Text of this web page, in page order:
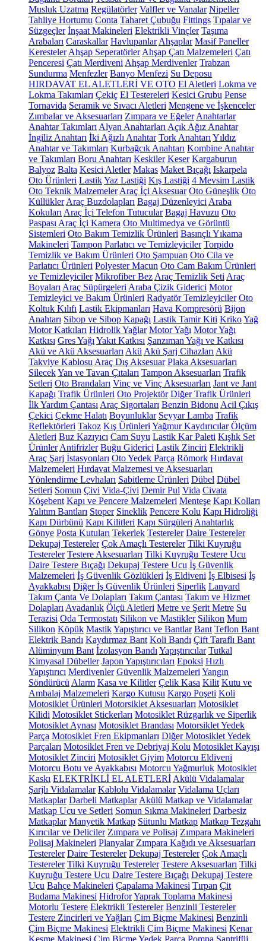
Musluk Uzatma Regülatörler Valfler ve Vanalar Nipeller
Tahliye Hortumu Conta Taharet Çubuğu Fittings Tıpalar ve
Süzgeçler İnşaat Makineleri Elektrikli Vinçler Taşıma
Arabaları Caraskallar Havlupanlar Ahşaplar Masif Paneller
Keresteler Ahşap Seperatörler Ahşap Çatı Malzemeleri Çatı
Penceresi Çatı Merdiveni Ahşap Merdivenler Trabzan
Sundurma Menfezler Banyo Menfezi Su Deposu
HIRDAVAT EL ALETLERİ VE OTO El Aletleri Lokma ve
Lokma Takımları Çekiç El Testereleri Kesici Grubu Pense
Tornavida Seramik ve Sıvacı Aletleri Mengene ve İşkenceler
Zımbalar ve Aksesuarları Zımpara ve Eğeler Anahtarlar
Anahtar Takımları Alyan Anahtarları Açık Ağız Anahtar
İngiliz Anahtarı İki Ağızlı Anahtar Tork Anahtarı Yıldız
Anahtar ve Takımları Kurbağcık Anahtarı Kombine Anahtar
ve Takımları Boru Anahtarı Keskiler Keser Kargaburun
Balyoz Balta Kesici Aletler Makas Maket Bıçağı Iskarpela
Oto Ürünleri LastikYaz Lastiği Kış Lastiği 4 Mevsim Lastik
Oto Teknik Malzemeler Araç İçi Aksesuar Oto Güneşlik Oto
Küllükler Araç Buzdolapları Bagaj Düzenleyici Araba
Kokuları Araç İçi Telefon Tutucular Bagaj Havuzu Oto
Paspası Araç İçi Kamera Oto Multimedya ve Görüntü
Sistemleri Oto Bakım Temizlik Ürünleri Basınçlı Yıkama
Makineleri Tampon Parlatıcı ve Temizleyiciler Torpido
Temizlik ve Bakım Ürünleri Oto Şampuan Oto Cila ve
Parlatıcı Ürünleri Polyester Macun Oto Cam Bakım Ürünleri
ve Temizleyiciler Mikrofiber Bez Araç Temizlik Seti Araç
Boyaları Araç Süpürgeleri Araba Çizik Giderici Motor
Temizleyici ve Bakım Ürünleri Radyatör Temizleyiciler Oto
Koltuk Kılıfı Lastik Ekipmanları Hava Kompresörü Bijon
Anahtarı Sibop ve Sibop Kapağı Lastik Tamir Kiti KrikoYağ
Motor Katkıları Hidrolik Yağlar Motor Yağı Motor Yağı
Katkısı Gres Yağı Yakıt Katkısı Şanzıman Yağı ve Katkısı
Akü ve Akü Aksesuarları Akü Akü Şarj Cihazları Akü
Takviye Kablosu Araç Dış Aksesuar Plaka Aksesuarları
SilecekYan ve Tavan Çıtaları Tampon Aksesuarları Trafik
Setleri Oto Brandaları Vinç ve Vinç Aksesuarları Jant ve Jant
Kapağı Trafik Ürünleri Oto Projektör Diğer Trafik Ürünleri
İlk Yardım Çantası Araç Sigortaları Benzin Bidonu Acil Çıkış
Çekici Çekme Halatı Boyunluklar Seyyar Lamba Trafik
Reflektörleri Takoz Kış Ürünleri Yağmur Kaydırıcılar Ölçüm
Aletleri Buz Kazıyıcı Cam Suyu Lastik Kar Paleti Kışlık Set
Ürünler Antifrizler Buğu Giderici Lastik Zinciri Elektrikli
Araç Şarj İstasyonları Oto Yedek Parça Römork Hırdavat
Malzemeleri Hırdavat Malzemesi ve Aksesuarları
Yönlendirme Levhaları Sabitleme Ürünleri Dübel Dübel
Setleri Somun Çivi Vida-Çivi Demir Pul Vida Civata
Köşebent Kapı ve Pencere Malzemeleri Menteşe Kapı Kolları
Yalıtım Bantları Stoper Sineklik Pencere Kolu Kapı Hidroliği
Kapı Dürbünü Kapı Kilitleri Kapı Sürgüleri Anahtarlık
Gönye Posta Kutuları Tekerlek Testereler Daire Testereler
Dekupaj Testereler Çok Amaçlı Testereler Tilki Kuyruğu
Testereler Testere Aksesuarları Tilki Kuyruğu Testere Ucu
Daire Testere Bıçağı Dekupaj Testere Ucu İş Güvenlik
Malzemeleri İş Güvenlik Gözlükleri İş Eldiveni İş Elbisesi İş
Ayakkabısı Diğer İş Güvenlik Ürünleri Siperlik Lanyard
Takım Çanta Ve Dolapları Takım Çantası Takım ve Hizmet
Dolapları Avadanlık Ölçü Aletleri Metre ve Şerit Metre Su
Terazisi Oda Termostatı Silikon ve Mastikler Silikon Mum
Silikon Köpük MastikYapıştırıcı ve Bantlar Bant Teflon Bant
Elektrik Bandı Kaydırmaz Bant Koli Bandı Çift Taraflı Bant
Alüminyum Bant İzolasyon Bandı Yapıştırıcılar Tutkal
Kimyasal Dübeller Japon Yapıştırıcıları Epoksi Hızlı
Yapıştırıcı Merdivenler Güvenlik Malzemeleri Yangın
Söndürücü Alarm Kasa ve Kilitler Çelik Kasa Kilit Kutu ve
Ambalaj Malzemeleri Kargo Kutusu Kargo Poşeti Koli
Motosiklet Ürünleri Motorsiklet Aksesuarları Motosiklet
Kilidi Motosiklet Stickerları Motosiklet Rüzgarlık ve Siperlik
Motosiklet Aynası Motosiklet Brandası Motorsiklet Yedek
Parça Motosiklet Fren Ekipmanları Diğer Motosiklet Yedek
Parçaları Motosiklet Fren ve Debriyaj Kolu Motosiklet Kayışı
Motosiklet Zinciri Motosiklet Giyim Motorcu Eldiveni
Motorcu Botu ve Ayakkabısı Motorcu Yağmurluk Motosiklet
Kaskı ELEKTRİKLİ EL ALETLERİ Akülü Vidalamalar
Şarjlı Vidalamalar Kablolu Vidalamalar Vidalama Uçları
Matkaplar Darbeli Matkaplar Akülü Matkap ve Vidalamalar
Matkap Ucu ve Setleri Somun Sıkma Makineleri Darbesiz
Matkaplar Manyetik Matkap Sütunlu Matkap Matkap Tezgahı
Kırıcılar ve Deliciler Zımpara ve Polisaj Zımpara Makineleri
Polisaj Makineleri Planyalar Zımpara Kağıdı ve Aksesuarları
Testereler Daire Testereler Dekupaj Testereler Çok Amaçlı
Testereler Tilki Kuyruğu Testereler Testere Aksesuarları Tilki
Kuyruğu Testere Ucu Daire Testere Bıçağı Dekupaj Testere
Ucu Bahçe Makineleri Çapalama Makinesi Tırpan Çit
Budama Makinesi HidroforYaprak Toplama Makinesi
Motorlu Testere Elektrikli Testereler Benzinli Testereler
Testere Zincirleri ve Yağları Çim Biçme Makinesi Benzinli
Çim Biçme Makinesi Elektrikli Çim Biçme Makinesi Kenar
Kesme Makinesi Çim Biçme Yedek Parça Pompa Santrifüj